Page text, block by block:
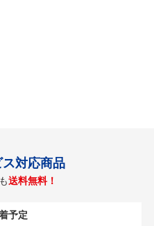
対応商品
送料無料！
予定